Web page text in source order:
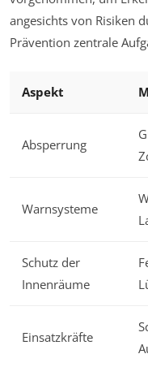
angesichts von Risiken
Prävention zentrale
Aspekt
Absperrung
Warnsysteme
Schutz der
Innenräume
Einsatzkräfte